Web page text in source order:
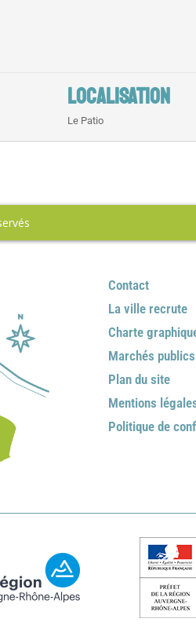
LOCALISATION
Le Patio
Contact
La ville recrute
Charte
Marchés publics
Plan du site
Mentions
Politique de